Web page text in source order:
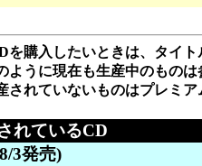
を購入したいときは、タイ
ように現在も生産中のもの
されていないものはプレミ
れているCD
3発売)